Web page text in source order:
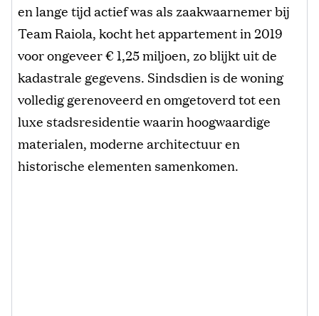
en lange tijd actief was als zaakwaarnemer bij
Team Raiola, kocht het appartement in 2019
voor ongeveer € 1,25 miljoen, zo blijkt uit de
kadastrale gegevens. Sindsdien is de woning
volledig gerenoveerd en omgetoverd tot een
luxe stadsresidentie waarin hoogwaardige
materialen, moderne architectuur en
historische elementen samenkomen.